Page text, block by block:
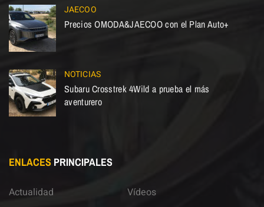
JAECOO
Precios OMODA&JAECOO con el Plan Auto+
NOTICIAS
Subaru Crosstrek 4Wild a prueba el más
aventurero
ENLACES PRINCIPALES
Actualidad
Vídeos